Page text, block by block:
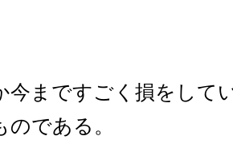
今まですごく損をして
である。